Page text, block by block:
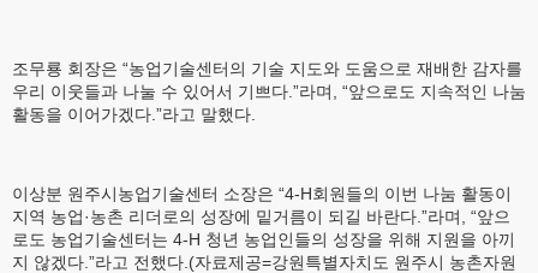
조무룡 회장은 “농업기술센터의 기술 지도와 도움으로 재배한 감자를
우리 이웃들과 나눌 수 있어서 기쁘다.”라며, “앞으로도 지속적인 나눔
활동을 이어가겠다.”라고 말했다.
이상분 원주시농업기술센터 소장은 “4-H회원들의 이번 나눔 활동이
지역 농업·농촌 리더로의 성장에 밑거름이 되길 바란다.”라며, “앞으
로도 농업기술센터는 4-H 청년 농업인들의 성장을 위해 지원을 아끼
지 않겠다.”라고 전했다.(자료제공=강원특별자치도 원주시 농촌자원